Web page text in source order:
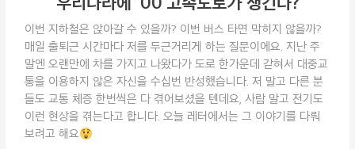
이번 지하철은 앉아갈 수 있을까? 이번 버스 타면 막히지 않을까?
매일 출퇴근 시간마다 저를 두근거리게 하는 질문이에요. 지난 주
말엔 오랜만에 차를 가지고 나왔다가 도로 한가운데 갇혀서 대중교
통을 이용하지 않은 자신을 수십번 반성했습니다. 저 말고 다른 분
들도 교통 체증 한번씩은 다 겪어보셨을 텐데요, 사람 말고 전기도
이런 현상을 겪는다고 합니다. 오늘 레터에서는 그 이야기를 다뤄
보려고 해요